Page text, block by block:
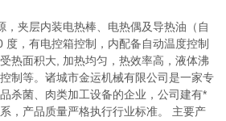
，夹层内装电热棒、电热偶及导热油（自
度，有电控箱控制，内配备自动温度控制
热面积大, 加热均匀，热效率高，液体沸
制等。诸城市金运机械有限公司是一家专
杀菌、肉类加工设备的企业，公司建有*
，产品质量严格执行行业标准。 主要产